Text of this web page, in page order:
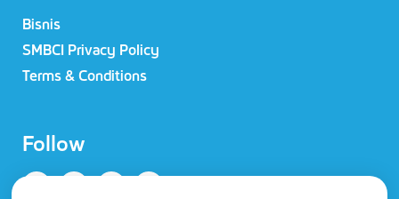
Bisnis
SMBCI Privacy Policy
Terms & Conditions
Follow